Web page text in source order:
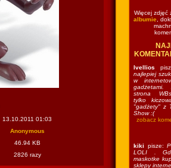
13.10.2011 01:03
Anonymous
46.94 KB
2826 razy
Więcej zdjęć
albumie ,
Ivellios
najlepiej
w
gadżetami.
strona
tylko
"gadżety" z
Show :(
zobacz
kiki pisze:
LOLI .
maskotke
sklepy